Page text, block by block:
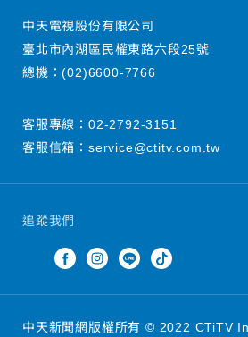
追蹤我們
中天電視股份有限公司
臺北市內湖區民權東路六段25號
總機：(02)6600-7766
客服專線： 02-2792-3151
客服信箱： service@ctitv.com.tw
中天新聞網版權所有 © 2022 CTiTV